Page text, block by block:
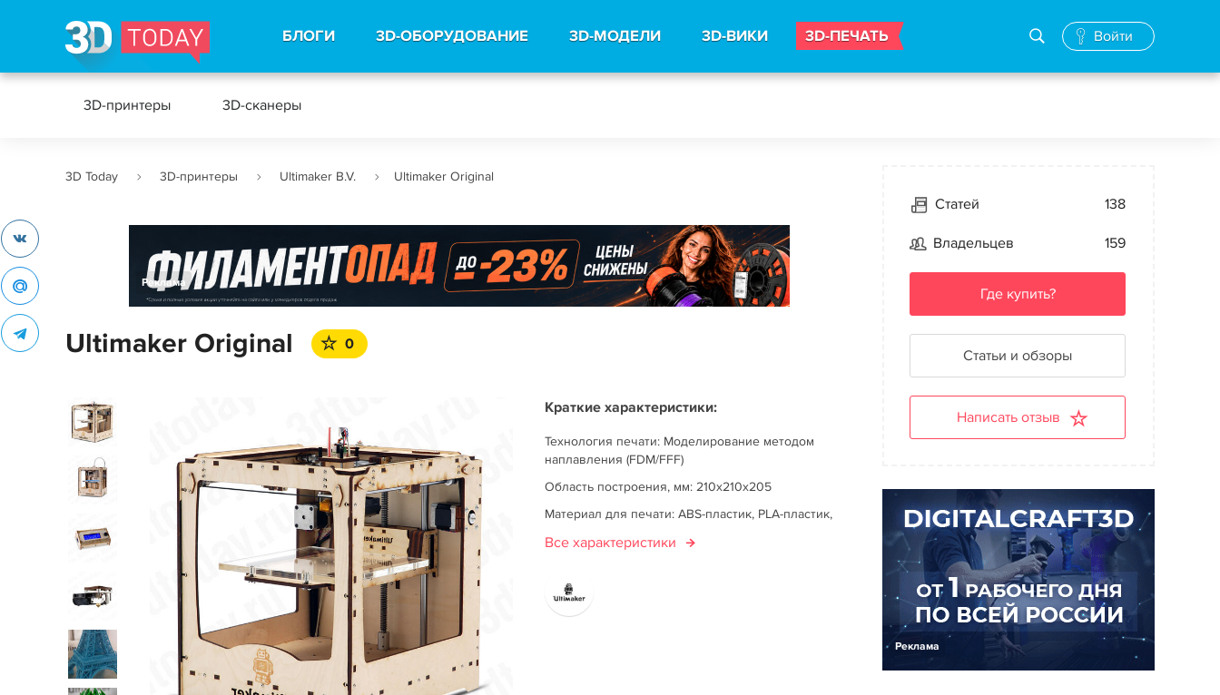
БЛОГИ 3D-ОБОРУДОВАНИЕ 3D-МОДЕЛИ 3D-ВИКИ 3D-ПЕЧАТЬ Войти
3D-принтеры 3D-сканеры
3D Today 3D-принтеры Ultimaker B.V. Ultimaker Original
Реклама
Ultimaker Original 0
Краткие характеристики:
Технология печати: Моделирование методом
наплавления (FDM/FFF)
Область построения, мм: 210x210x205
Материал для печати: ABS-пластик, PLA-пластик,
Все характеристики
Статей 138
Владельцев 159
Где купить?
Статьи и обзоры
Написать отзыв
Реклама